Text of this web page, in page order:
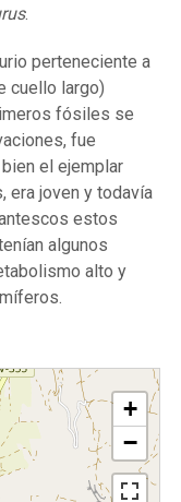
.
perteneciente a
cuello largo)
fósiles se
fue
el ejemplar
era joven y todavía
estos
algunos
alto y
+
−